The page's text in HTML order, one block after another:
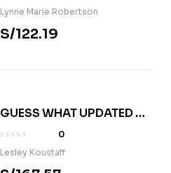
Lynne Marie Robertson
S/122.19
GUESS WHAT UPDATED BE
1 PB W/ EBK
0
Lesley Koustaff